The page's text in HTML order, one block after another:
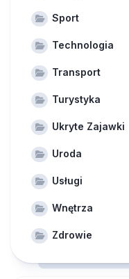
Sport
Technologia
Transport
Turystyka
Ukryte Zajawki
Uroda
Usługi
Wnętrza
Zdrowie